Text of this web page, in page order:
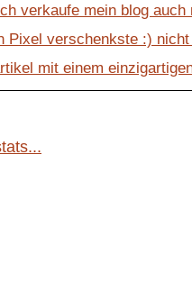
verkaufe mein blog auch
Pixel verschenkste :)
mit einem